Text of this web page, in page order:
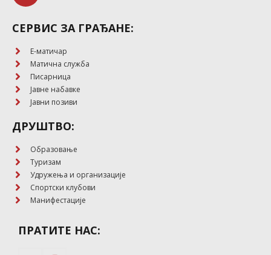
СЕРВИС ЗА ГРАЂАНЕ:
E-матичар
Матична служба
Писарница
Јавне набавке
Јавни позиви
ДРУШТВО:
Образовање
Туризам
Удружења и организације
Спортски клубови
Манифестације
ПРАТИТЕ НАС: